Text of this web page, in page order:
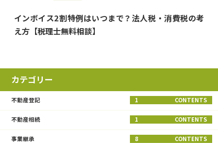
インボイス2割特例はいつまで？法人税・消費税の考
え方【税理士無料相談】
カテゴリー
不動産登記 1 CONTENTS
不動産相続 1 CONTENTS
事業継承 8 CONTENTS